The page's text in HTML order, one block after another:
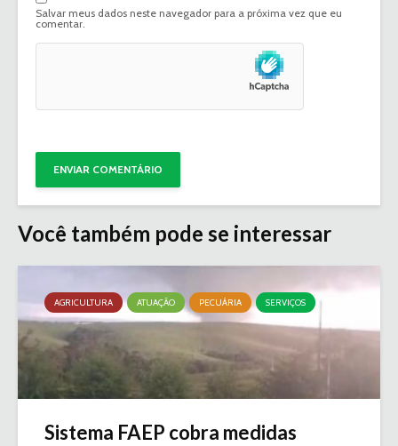
Salvar meus dados neste navegador para a próxima vez que eu
comentar.
Você também pode se interessar
AGRICULTURA ATUAÇÃO PECUÁRIA SERVIÇOS
Sistema FAEP cobra medidas